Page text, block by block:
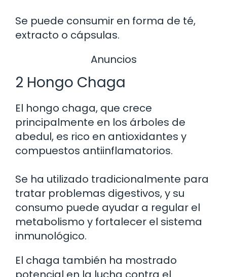
Se puede consumir en forma de té,
extracto o cápsulas.
Anuncios
2 Hongo Chaga
El hongo chaga, que crece
principalmente en los árboles de
abedul, es rico en antioxidantes y
compuestos antiinflamatorios.
Se ha utilizado tradicionalmente para
tratar problemas digestivos, y su
consumo puede ayudar a regular el
metabolismo y fortalecer el sistema
inmunológico.
El chaga también ha mostrado